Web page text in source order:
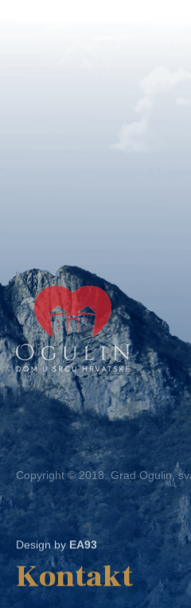
Copyright © 2018. Grad Ogulin,
Design byEA93
Kontakt